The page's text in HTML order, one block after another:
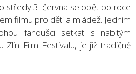
středy 3. června se opět po roce
filmu pro děti a mládež. Jedním
fanoušci setkat s nabitým
Zlín Film Festivalu, je již tradičně